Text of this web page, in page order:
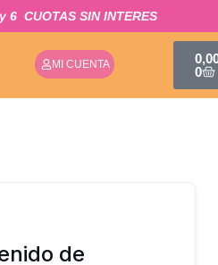
6 CUOTAS SIN INTERES​
MI CUENTA
0
de